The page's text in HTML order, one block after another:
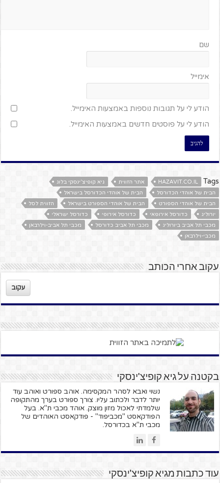
שם
אימייל
הודע לי על תגובות נוספות באמצעות האימייל.
הודע לי על פוסטים חדשים באמצעות האימייל.
Tags
HAZAVIT.CO.IL אתר הזווית
גיא קופיצ'ינסקי בלוג
הבית של אוהדי הכדורסל
הבית של אוהדי הכדורסל בישראל
הבית של אוהדי הספורט
הבית של אוהדי הספורט בישראל
הזווית לסל
יורוליג
כדורסל אירופאי כדורסל אירופי
כדורסל ישראלי
מכבי תל אביב ביורוליג
מכבי תל אביב כדורסל
מכבי תל אביב-וילרבאן
מכבי-וילרבאן
עקוב אחרי הכותב
עקוב
בקטנה על גיא קופיצ'ינסקי
נשוי ואבא לסהר המקסימה. אוהב ספורט ואוהב עוד
יותר לדבר ולכתוב עליו. צורך ספורט בערך מהתקופה
שלמדתי לאכול מזון מוצק. אוהד מכבי ת"א. בעל
הפודקאסט "מכביפוד" - פודקאסט האוהדים של
מכבי ת"א בכדורסל.
עוד כתבות מגיא קופיצ'ינסקי